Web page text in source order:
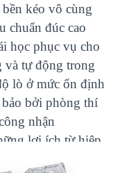
kéo vô cùng
chuẩn đúc cao
học phục vụ cho
và tự động trong
lò ở mức ổn định
bởi phòng thí
nhận
lợi ích từ hiệp